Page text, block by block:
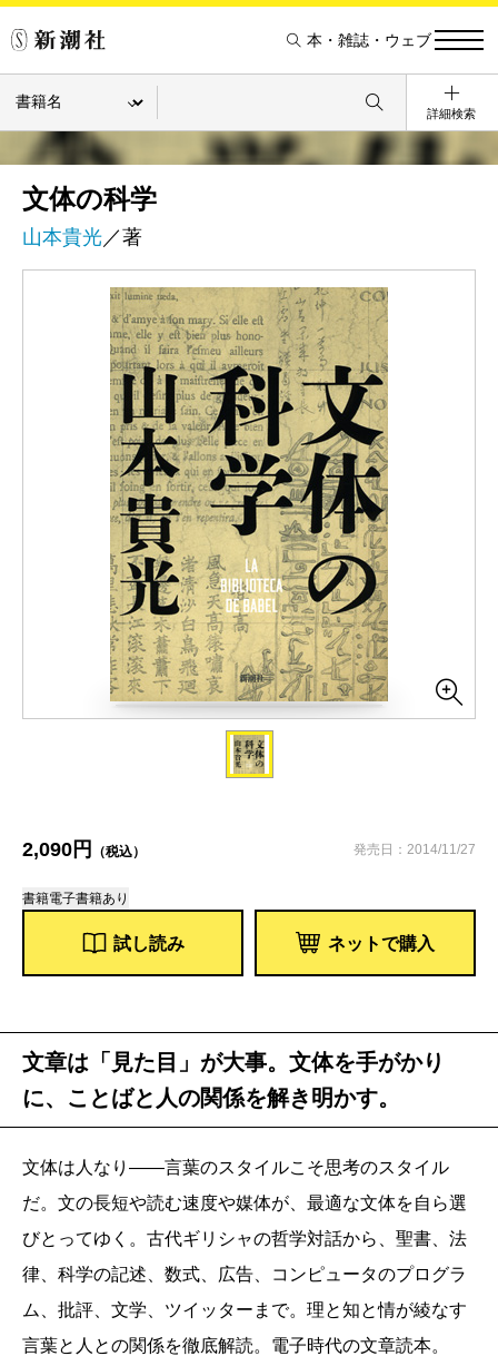
本・雑誌・ウェブ
詳細検索
文体の科学
山本貴光／著
2,090円 （税込） 発売日：2014/11/27
書籍電子書籍あり
試し読み ネットで購入
文章は「見た目」が大事。文体を手がかり
に、ことばと人の関係を解き明かす。
文体は人なり――言葉のスタイルこそ思考のスタイル
だ。文の長短や読む速度や媒体が、最適な文体を自ら選
びとってゆく。古代ギリシャの哲学対話から、聖書、法
律、科学の記述、数式、広告、コンピュータのプログラ
ム、批評、文学、ツイッターまで。理と知と情が綾なす
言葉と人との関係を徹底解読。電子時代の文章読本。